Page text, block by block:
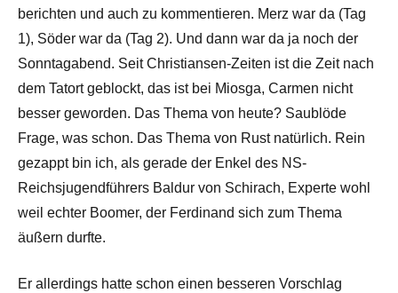
berichten und auch zu kommentieren. Merz war da (Tag
1), Söder war da (Tag 2). Und dann war da ja noch der
Sonntagabend. Seit Christiansen-Zeiten ist die Zeit nach
dem Tatort geblockt, das ist bei Miosga, Carmen nicht
besser geworden. Das Thema von heute? Saublöde
Frage, was schon. Das Thema von Rust natürlich. Rein
gezappt bin ich, als gerade der Enkel des NS-
Reichsjugendführers Baldur von Schirach, Experte wohl
weil echter Boomer, der Ferdinand sich zum Thema
äußern durfte.
Er allerdings hatte schon einen besseren Vorschlag